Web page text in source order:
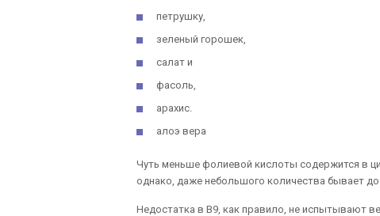
петрушку,
зеленый горошек,
салат и
фасоль,
арахис.
алоэ вера
Чуть меньше фолиевой кислоты содержится в
однако, даже небольшого количества бывает
Недостатка в В9, как правило, не испытывают